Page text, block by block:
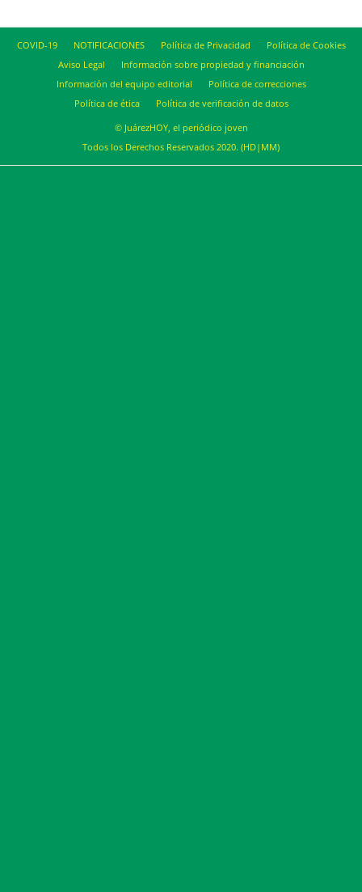
COVID-19 NOTIFICACIONES Política de Privacidad
Política de Cookies
Aviso Legal
Información sobre propiedad y financiación
Información del equipo editorial
Política de correcciones
Política de ética
Política de verificación de datos
© JuárezHOY, el periódico joven
Todos los Derechos Reservados 2020. (HD|MM)